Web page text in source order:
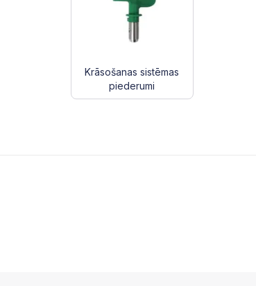
Krāsošanas sistēmas
piederumi